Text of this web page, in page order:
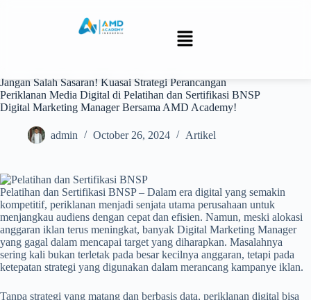
Jangan Salah Sasaran! Kuasai Strategi Perancangan
Periklanan Media Digital di Pelatihan dan Sertifikasi BNSP
Digital Marketing Manager Bersama AMD Academy!
admin October 26, 2024 Artikel
Pelatihan dan Sertifikasi BNSP – Dalam era digital yang semakin
kompetitif, periklanan menjadi senjata utama perusahaan untuk
menjangkau audiens dengan cepat dan efisien. Namun, meski alokasi
anggaran iklan terus meningkat, banyak Digital Marketing Manager
yang gagal dalam mencapai target yang diharapkan. Masalahnya
sering kali bukan terletak pada besar kecilnya anggaran, tetapi pada
ketepatan strategi yang digunakan dalam merancang kampanye iklan.
Tanpa strategi yang matang dan berbasis data, periklanan digital bisa